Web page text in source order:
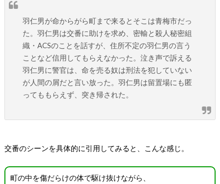
羽仁男が命からがら町まで来るとそこは青梅市だっ
た。羽仁男は交番に助けを求め、密輸と殺人秘密組
織・ACSのことを話すが、住所不定の羽仁男の言う
ことなど信用してもらえなかった。泣き声で訴える
羽仁男に警官は、命を売る奴は刑法を犯していない
が人間の屑だと言い放った。羽仁男は留置場にも匿
ってももらえず、突き帰された。
交番のシーンを具体的に引用してみると、こんな感じ。
町の中を傷だらけの体で駆け抜けながら、